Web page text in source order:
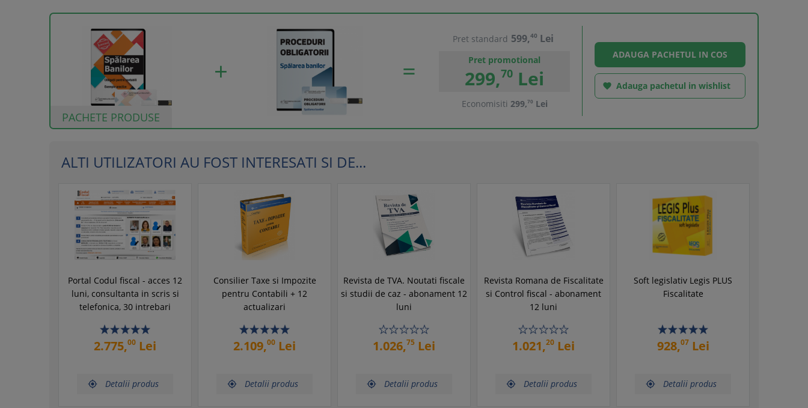
PACHETE PRODUSE
Pret standard 599,40 Lei
Pret promotional
299,70 Lei
Economisiti 299,70 Lei
 Adauga pachetul in wishlist
ALTI UTILIZATORI AU FOST INTERESATI SI DE...
Portal Codul fiscal - acces 12
luni, consultanta in scris si
telefonica, 30 intrebari
2.775,00 Lei
 Detalii produs
Consilier Taxe si Impozite
pentru Contabili + 12
actualizari
2.109,00 Lei
 Detalii produs
Revista de TVA. Noutati fiscale
si studii de caz - abonament 12
luni
1.026,75 Lei
 Detalii produs
Revista Romana de Fiscalitate
si Control fiscal - abonament
12 luni
1.021,20 Lei
 Detalii produs
Soft legislativ Legis PLUS
Fiscalitate
928,07Lei
 Detalii produs